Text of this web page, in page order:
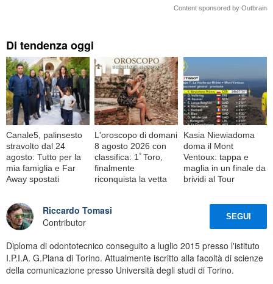
Content sponsored by Outbrain
Di tendenza oggi
Canale5, palinsesto
stravolto dal 24
agosto: Tutto per la
mia famiglia e Far
Away spostati
L'oroscopo di domani
8 agosto 2026 con
classifica: 1ﾟToro,
finalmente
riconquista la vetta
Kasia Niewiadoma
doma il Mont
Ventoux: tappa e
maglia in un finale da
brividi al Tour
Riccardo Tomasi
Contributor
SEGUI
Diploma di odontotecnico conseguito a luglio 2015 presso l'istituto
I.P.I.A. G.Plana di Torino. Attualmente iscritto alla facoltà di scienze
della comunicazione presso Università degli studi di Torino.